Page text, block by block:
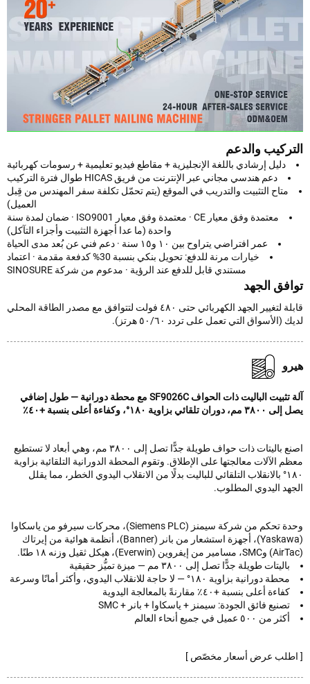
والدعم
دليل إرشادي باللغة الإنجليزية + مقاطع فيديو تعليمية + رسومات كهربائية
دعم هندسي مجاني عبر الإنترنت من فريق HICAS طوال فترة التركيب
متاح التثبيت والتدريب في الموقع (يتم تحمّل تكلفة سفر المهندس من قِبل
العميل)
معتمدة وفق معيار CE · معتمدة وفق معيار ISO9001 · ضمان لمدة سنة
واحدة (ما عدا أجهزة التثبيت وأجزاء التآكل)
عمر افتراضي يتراوح بين ١٠ و١٥ سنة · دعم فني عن بُعد مدى الحياة
خيارات مرنة للدفع: تحويل بنكي بنسبة 30% كدفعة مقدمة · اعتماد
مستندي قابل للدفع عند الرؤية · مدعوم من شركة SINOSURE
الجهد
قابلة لتغيير الجهد الكهربائي حتى ٤٨٠ فولت لتتوافق مع مصدر الطاقة المحلي
(الأسواق التي تعمل على تردد ٥٠/٦٠ هرتز).
آلة تثبيت الباليت ذات الحواف SF9026C مع محطة دورانية — طول إضافي
بزاوية ١٨٠°، وكفاءة أعلى بنسبة +٤٠٪
اصنع باليتات ذات حواف طويلة جدًّا تصل إلى ٣٨٠٠ مم، وهي أبعاد لا تستطيع
الآلات معالجتها على الإطلاق. وتقوم المحطة الدورانية التلقائية بزاوية
١٨٠° بالانقلاب التلقائي للباليت بدلًا من الانقلاب اليدوي الخطر، مما يقلل
اليدوي المطلوب.
وحدة تحكم من شركة سيمنز (Siemens PLC)، محركات سيرفو من ياسكاوا
(Yaskawa)، أجهزة استشعار من بانر (Banner)، أنظمة هوائية من إيرتاك
باليتات طويلة جدًّا تصل إلى ٣٨٠٠ مم — ميزة تميُّز حقيقية
محطة دورانية بزاوية ١٨٠° — لا حاجة للانقلاب اليدوي، وأكثر أمانًا وسرعة
كفاءة أعلى بنسبة +٤٠٪ مقارنةً بالمعالجة اليدوية
تصنيع فائق الجودة: سيمنز + ياسكاوا + بانر + SMC
أكثر من ٥٠٠ عميل في جميع أنحاء العالم
عرض أسعار مخصّص ]